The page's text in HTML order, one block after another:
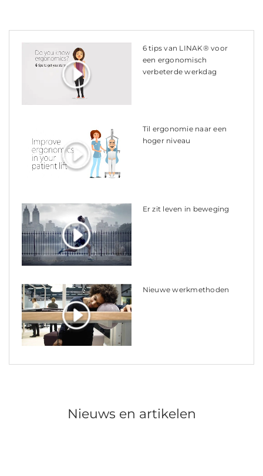
6 tips van LINAK® voor
een ergonomisch
verbeterde werkdag
Til ergonomie naar een
hoger niveau
Er zit leven in beweging
Nieuwe werkmethoden
Nieuws en artikelen